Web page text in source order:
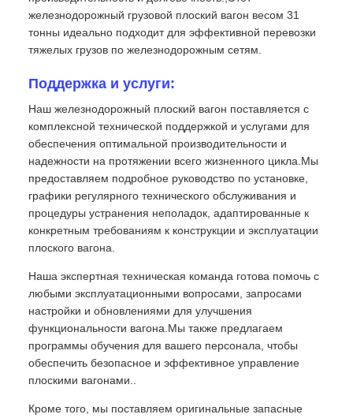
железнодорожный грузовой плоский вагон весом 31
тонны идеально подходит для эффективной перевозки
тяжелых грузов по железнодорожным сетям.
Поддержка и услуги:
Наш железнодорожный плоский вагон поставляется с
комплексной технической поддержкой и услугами для
обеспечения оптимальной производительности и
надежности на протяжении всего жизненного цикла.Мы
предоставляем подробное руководство по установке,
графики регулярного технического обслуживания и
процедуры устранения неполадок, адаптированные к
конкретным требованиям к конструкции и эксплуатации
плоского вагона.
Наша экспертная техническая команда готова помочь с
любыми эксплуатационными вопросами, запросами
настройки и обновлениями для улучшения
функциональности вагона.Мы также предлагаем
программы обучения для вашего персонала, чтобы
обеспечить безопасное и эффективное управление
плоскими вагонами..
Кроме того, мы поставляем оригинальные запасные